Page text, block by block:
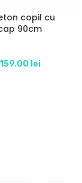
copil cu
90cm
lei